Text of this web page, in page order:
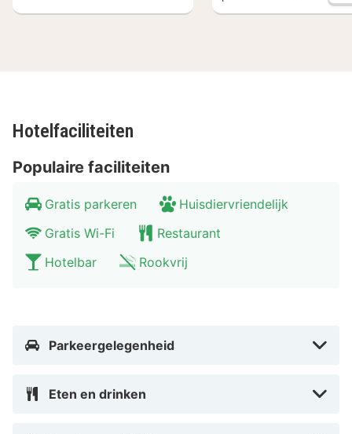
Hotelfaciliteiten
Populaire faciliteiten
Gratis parkeren
Huisdiervriendelijk
Gratis Wi-Fi
Restaurant
Hotelbar
Rookvrij
Parkeergelegenheid
Eten en drinken